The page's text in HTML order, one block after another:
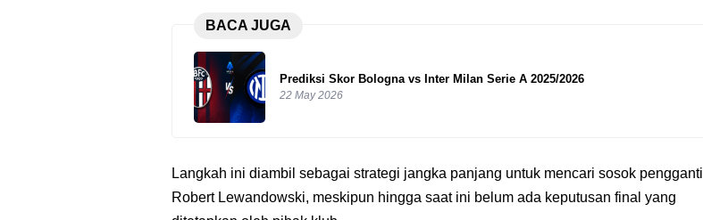
BACA JUGA
Prediksi Skor Bologna vs Inter Milan Serie A 2025/2026
22 May 2026
Langkah ini diambil sebagai strategi jangka panjang untuk mencari sosok pengganti
Robert Lewandowski, meskipun hingga saat ini belum ada keputusan final yang